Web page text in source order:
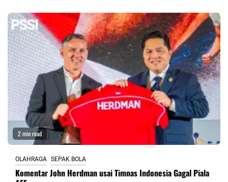
2 min read
OLAHRAGA SEPAK BOLA
Komentar John Herdman usai Timnas Indonesia Gagal Piala